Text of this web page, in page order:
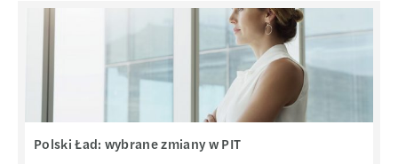
Polski Ład: wybrane zmiany w PIT